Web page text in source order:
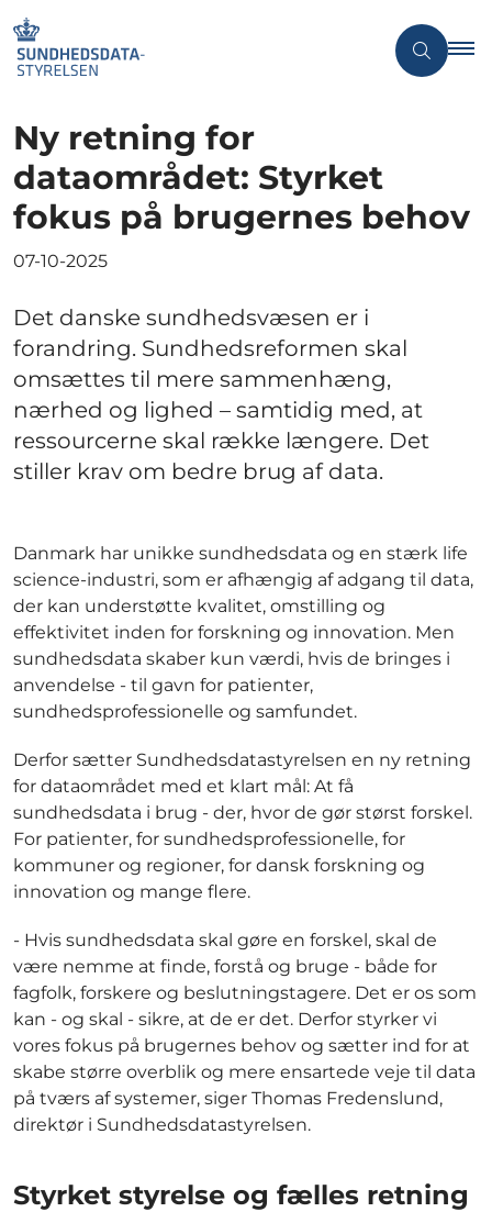
Ny retning for
dataområdet: Styrket
fokus på brugernes behov
07-10-2025
Det danske sundhedsvæsen er i
forandring. Sundhedsreformen skal
omsættes til mere sammenhæng,
nærhed og lighed – samtidig med, at
ressourcerne skal række længere. Det
stiller krav om bedre brug af data.
Danmark har unikke sundhedsdata og en stærk life
science-industri, som er afhængig af adgang til data,
der kan understøtte kvalitet, omstilling og
effektivitet inden for forskning og innovation. Men
sundhedsdata skaber kun værdi, hvis de bringes i
anvendelse - til gavn for patienter,
sundhedsprofessionelle og samfundet.
Derfor sætter Sundhedsdatastyrelsen en ny retning
for dataområdet med et klart mål: At få
sundhedsdata i brug - der, hvor de gør størst forskel.
For patienter, for sundhedsprofessionelle, for
kommuner og regioner, for dansk forskning og
innovation og mange flere.
- Hvis sundhedsdata skal gøre en forskel, skal de
være nemme at finde, forstå og bruge - både for
fagfolk, forskere og beslutningstagere. Det er os som
kan - og skal - sikre, at de er det. Derfor styrker vi
vores fokus på brugernes behov og sætter ind for at
skabe større overblik og mere ensartede veje til data
på tværs af systemer, siger Thomas Fredenslund,
direktør i Sundhedsdatastyrelsen.
Styrket styrelse og fælles retning